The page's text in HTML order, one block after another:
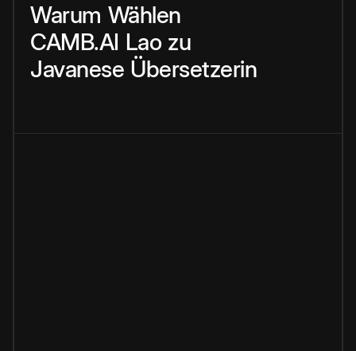
Warum Wählen
CAMB.AI Lao zu
Javanese Übersetzerin